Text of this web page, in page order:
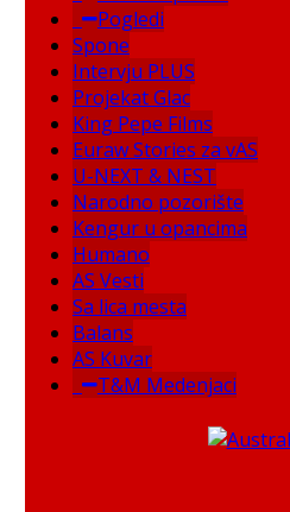
Pogledi
Spone
Intervju PLUS
Projekat Glac
King Pepe Films
Euraw Stories za vAS
U-NEXT & NEST
Narodno pozorište
Kengur u opancima
Humano
AS Vesti
Sa lica mesta
Balans
AS Kuvar
T&M Medenjaci